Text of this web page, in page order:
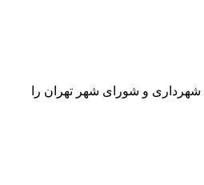
شهرداری و شورای شهر تهران را